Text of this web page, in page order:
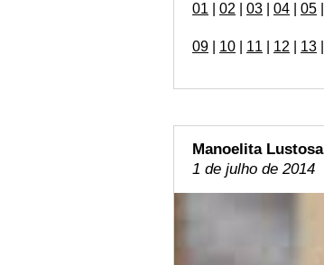
01 02 03 04 05
09 10 11 12 13
Manoelita Lustosa
1 de julho de 2014